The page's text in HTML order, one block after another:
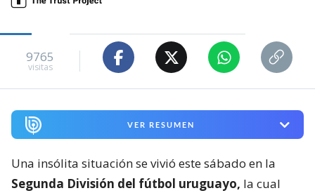
9765
visitas
VER RESUMEN
Una insólita situación se vivió este sábado en la
Segunda División del fútbol uruguayo, la cual